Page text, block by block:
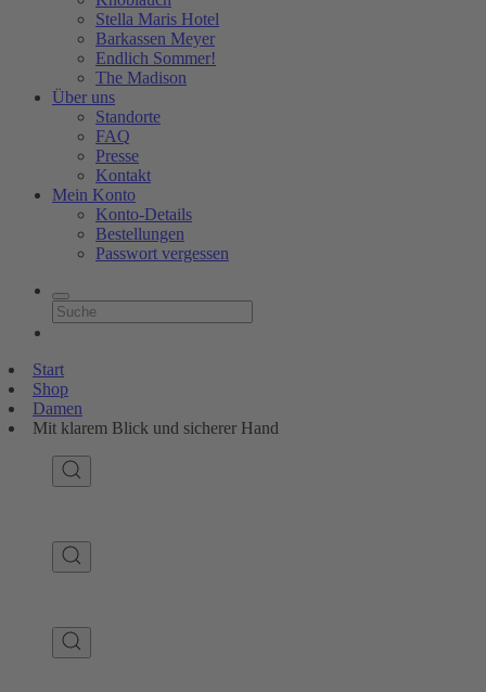
Stella Maris Hotel
Barkassen Meyer
Endlich Sommer!
The Madison
Über uns
Standorte
FAQ
Presse
Kontakt
Mein Konto
Konto-Details
Bestellungen
Passwort vergessen
Start
Shop
Damen
Mit klarem Blick und sicherer Hand